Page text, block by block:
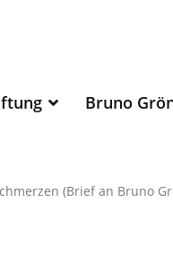
Bruno
(Brief an Bruno